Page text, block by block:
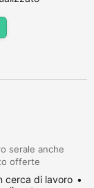
serale anche
offerte
cerca di lavoro